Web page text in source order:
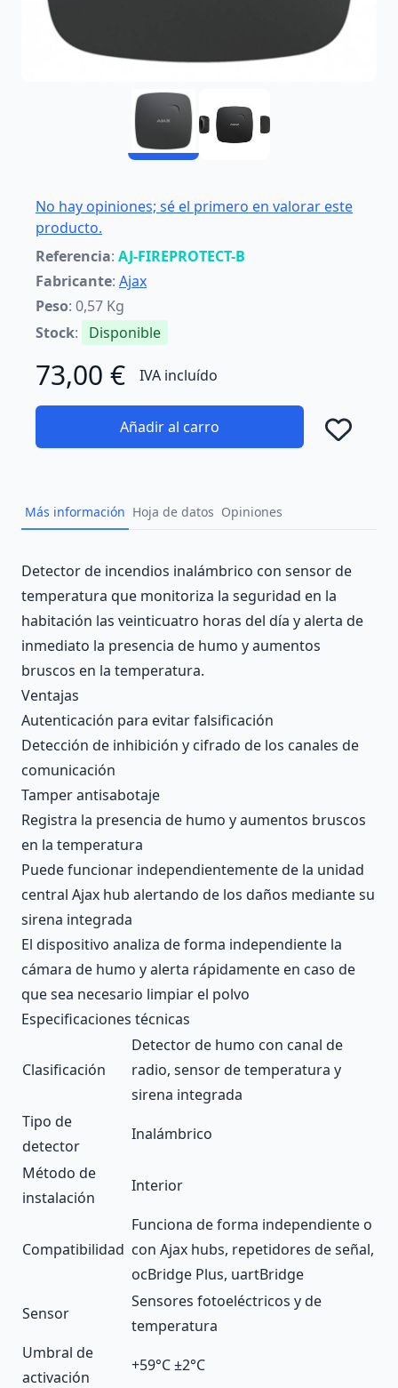
No hay opiniones; sé el primero en valorar este
producto.
Referencia: AJ-FIREPROTECT-B
Fabricante: Ajax
Peso: 0,57 Kg
Stock: Disponible
73,00 € IVA incluído
Añadir al carro
Más información Hoja de datos Opiniones
Description
Detector de incendios inalámbrico con sensor de
temperatura que monitoriza la seguridad en la
habitación las veinticuatro horas del día y alerta de
inmediato la presencia de humo y aumentos
bruscos en la temperatura.
Ventajas
Autenticación para evitar falsificación
Detección de inhibición y cifrado de los canales de
comunicación
Tamper antisabotaje
Registra la presencia de humo y aumentos bruscos
en la temperatura
Puede funcionar independientemente de la unidad
central Ajax hub alertando de los daños mediante su
sirena integrada
El dispositivo analiza de forma independiente la
cámara de humo y alerta rápidamente en caso de
que sea necesario limpiar el polvo
Especificaciones técnicas
Clasificación
Detector de humo con canal de
radio, sensor de temperatura y
sirena integrada
Tipo de
detector
Inalámbrico
Método de
instalación
Interior
Compatibilidad
Funciona de forma independiente o
con Ajax hubs, repetidores de señal,
ocBridge Plus, uartBridge
Sensor
Sensores fotoeléctricos y de
temperatura
Umbral de
activación
+59°С ±2°С